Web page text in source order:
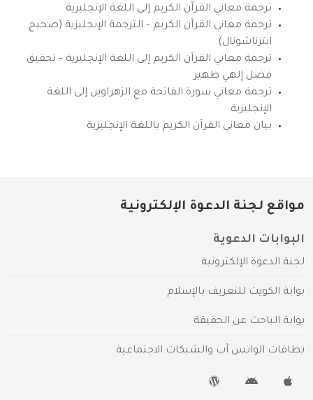
ترجمة معاني القرآن الكريم إلى اللغة الإنجليزية
ترجمة معاني القرآن الكريم – الترجمة الإنجليزية (صحيح
انترناشونال)
ترجمة معاني القرآن الكريم إلى اللغة الإنجليزية – تحقيق
فضل إلهي ظهير
ترجمة معاني سورة الفاتحة مع الزهراوين إلى اللغة
الإنجليزية
بيان معاني القرآن الكريم باللغة الإنجليزية
مواقع لجنة الدعوة الإلكترونية
البوابات الدعوية
لجنة الدعوة الإلكترونية
بوابة الكويت للتعريف بالإسلام
بوابة الباحث عن الحقيقة
بطاقات الواتس آب والشبكات الاجتماعية